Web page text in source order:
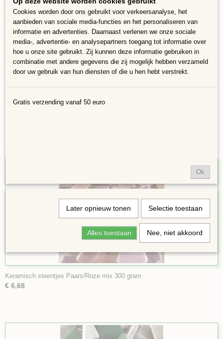
gebruik binnen en buiten in alle seizoenen. Bij extreme vorst wel binnen.
Geen scherpe randjes, dus zeer geschikt voor kinderen.
zoals ze zijn, laat u verrassen voor het eindresultaat.
Verschillende vormen 4 tot 20 mm groot en 4mm dik
oppervlakte van ongeveer 400 cm2
Keramisch steentjes Paars/Roze mix 300 gram
€ 6,68
Cookies worden door ons gebruikt voor verkeersanalyse, het
aanbieden van sociale media-functies en het personaliseren van
informatie en advertenties. Daarnaast verlenen we onze sociale
media-, advertentie- en analysepartners toegang tot informatie over
hoe u onze site gebruikt. Zij kunnen deze informatie gebruiken in
combinatie met andere gegevens die zij mogelijk hebben verzameld
door uw gebruik van hun diensten of die u hen hebt verstrekt.
Gratis verzending vanaf 50 euro
Ok
Later opnieuw tonen Selectie toestaan
Alles toestaan Nee, niet akkoord